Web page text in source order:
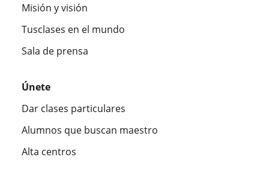
Misión y visión
Tusclases en el mundo
Sala de prensa
Únete
Dar clases particulares
Alumnos que buscan maestro
Alta centros